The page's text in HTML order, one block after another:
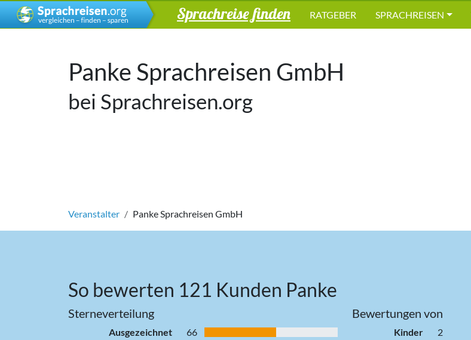
Sprachreise finden RATGEBER SPRACHREISEN
Panke Sprachreisen GmbH
bei Sprachreisen.org
Veranstalter Panke Sprachreisen GmbH
So bewerten 121 Kunden Panke
Sterneverteilung
Ausgezeichnet
66
Bewertungen von
Kinder
2